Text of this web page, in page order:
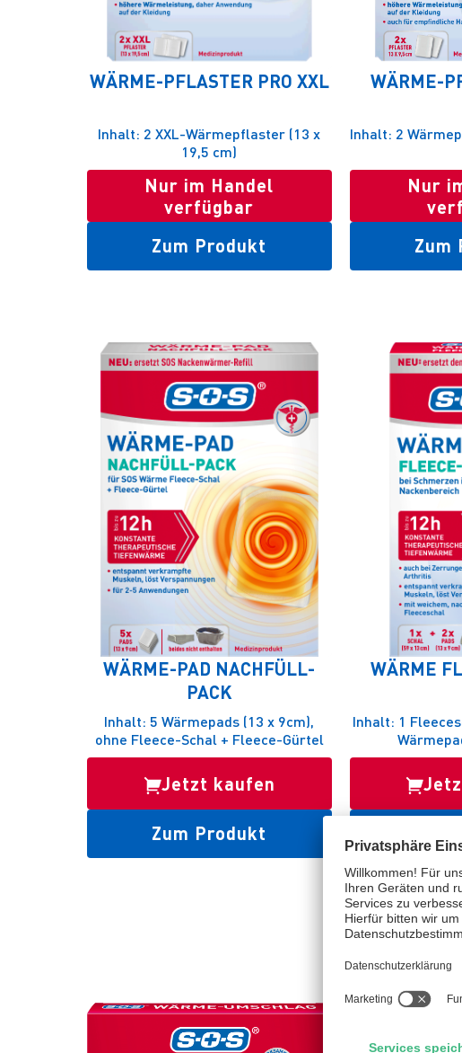
WÄRME-PFLASTER PRO XXL
Inhalt: 2 XXL-Wärmepflaster (13 x
19,5 cm)
Nur im Handel
verfügbar
Zum Produkt
WÄRME-
Inhalt: 2
Nur
Zum
WÄRME-PAD NACHFÜLL-
PACK
Inhalt: 5 Wärmepads (13 x 9cm),
ohne Fleece-Schal + Fleece-Gürtel
Jetzt kaufen
Zum Produkt
WÄRME
Inhalt: 1